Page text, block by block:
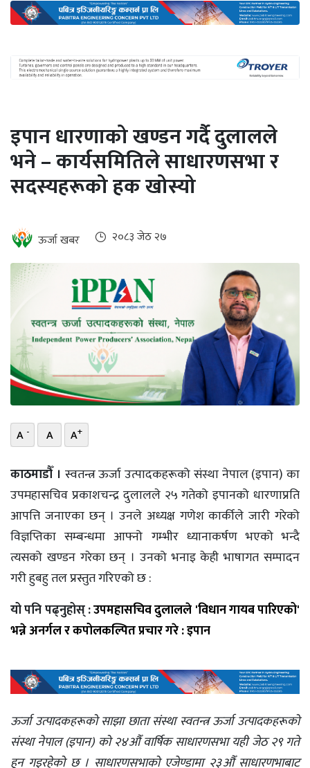
ऊर्जा
दक्षता
खबर
हरित
हाइड्रोजन
सम्पादकीय
बैंक
भिडियो
छापा
खोज
प्रोफाइल
विशेष
इपान धारणाको खण्डन गर्दै दुलालले
भने – कार्यसमितिले साधारणसभा र
सदस्यहरूको हक खोस्यो
ऊर्जा खबर २०८३ जेठ २७
A - A A+
काठमाडौँ । स्वतन्त्र ऊर्जा उत्पादकहरूको संस्था नेपाल (इपान) का
उपमहासचिव प्रकाशचन्द्र दुलालले २५ गतेको इपानको धारणाप्रति
आपत्ति जनाएका छन् । उनले अध्यक्ष गणेश कार्कीले जारी गरेको
विज्ञप्तिका सम्बन्धमा आफ्नो गम्भीर ध्यानाकर्षण भएको भन्दै
त्यसको खण्डन गरेका छन् । उनको भनाइ केही भाषागत सम्पादन
गरी हुबहु तल प्रस्तुत गरिएको छ :
यो पनि पढ्नुहोस् :उपमहासचिव दुलालले 'विधान गायब पारिएको'
भन्ने अनर्गल र कपोलकल्पित प्रचार गरे : इपान
ऊर्जा उत्पादकहरूको साझा छाता संस्था स्वतन्त्र ऊर्जा उत्पादकहरूको
संस्था नेपाल (इपान) को २४औँ वार्षिक साधारणसभा यही जेठ २९ गते
हुन गइरहेको छ । साधारणसभाको एजेण्डामा २३औँ साधारणभाबाट